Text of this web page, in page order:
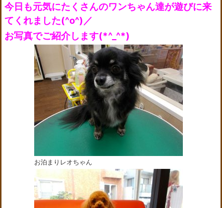
今日も元気にたくさんのワンちゃん達が遊びに来
てくれました(^o^)／
お写真でご紹介します(*^_^*)
お泊まりレオちゃん